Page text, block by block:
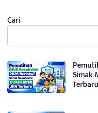
Cari
Simak
Terbaru